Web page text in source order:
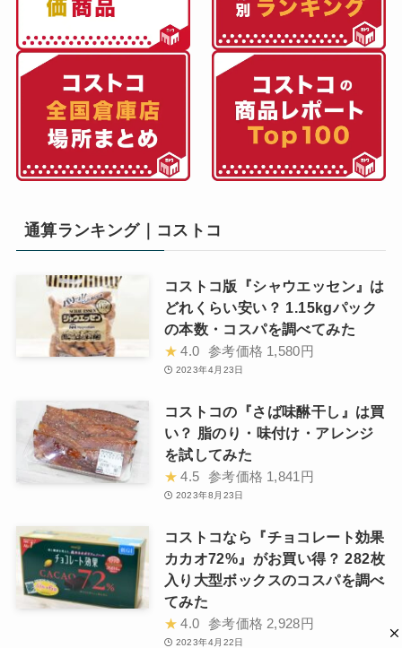
通算ランキング｜コストコ
コストコ版『シャウエッセン』は
どれくらい安い？ 1.15kgパック
の本数・コスパを調べてみた
★ 4.0 参考価格 1,580円
2023年4月23日
コストコの『さば味醂干し』は買
い？ 脂のり・味付け・アレンジ
を試してみた
★ 4.5 参考価格 1,841円
2023年8月23日
コストコなら『チョコレート効果
カカオ72%』がお買い得？ 282枚
入り大型ボックスのコスパを調べ
てみた
★ 4.0 参考価格 2,928円
2023年4月22日